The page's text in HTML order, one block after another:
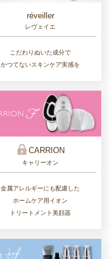
réveiller
レヴェイエ
こだわりぬいた成分で
かつてないスキンケア実感を
CARRION
キャリーオン
金属アレルギーにも配慮した
ホームケア用イオン
トリートメント美顔器